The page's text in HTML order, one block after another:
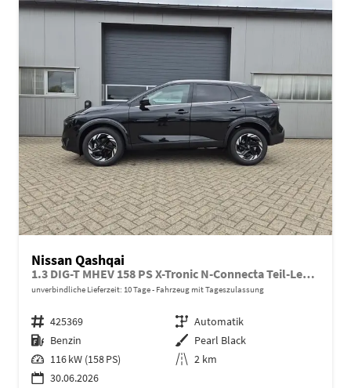
Nissan Qashqai
1.3 DIG-T MHEV 158 PS X-Tronic N-Connecta Teil-Leder PanoGlasdach Klimaautomatik Sitzheizung Lenkradheizung Navi ACC PDC v+h 360°Kamera DAB Bluetooth Touchscreen Apple CarPlay Android Auto 18"LM
unverbindliche Lieferzeit: 10 Tage Fahrzeug mit Tageszulassung
Fahrzeugnr. 425369 Getriebe Automatik
Kraftstoff Benzin Außenfarbe Pearl Black
Leistung 116 kW (158 PS) Kilometerstand 2 km
30.06.2026